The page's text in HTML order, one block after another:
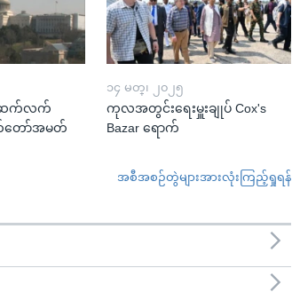
ဆက်လက်
ော်အမတ်
၁၄ မတ္၊ ၂၀၂၅
ကုလအတွင်းရေးမှူးချုပ် Cox's
Bazar ရောက်
အစီအစဉ်တွဲများအားလုံးကြည့်ရှုရန်